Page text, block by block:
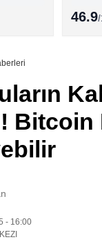
46.9
Bitcoin
- 16:00